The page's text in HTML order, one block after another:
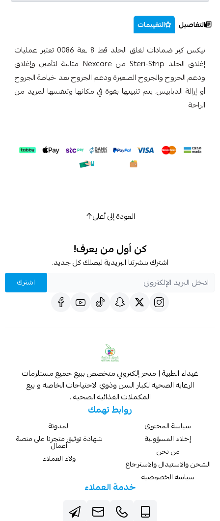
التفاصيل التقييمات
نيكس كير ضمادات لغلق الجلد قطـ 8 ـعة 0086 تعتبر عمليات
إغلاق الجلد Steri-Strip من Nexcare مثالية لتأمين وإغلاق
ودعم الجروح والجروح الصغيرة ودعم الجروح بعد خياطة الجروح
أو إزالة الدبابيس. يتم تثبيتها بقوة في مكانها وتنفسها لمزيد من
الراحة
العودة إلى أعلى
كن أول من يعرف!
اشترك بنشرتنا البريدية ليصلك كل جديد.
اشترك
غيداء الطبية | متجر إلكتروني متخصص ببيع جميع مستلزمات
الرعايه الصحيه لكبار السن وذوي الاحتياجات الخاصه و بيع
المكملات الغذائيه الصحيه .
روابط تهمك
سياسة المحتوى
إخلاء المسؤولية
من نحن
الشحن والاستبدال والاسترجاع
سياسه الخصوصيه
المدونة
شهادة توثيق متجرنا على منصة
أعمال
ولاء العملاء
خدمة العملاء